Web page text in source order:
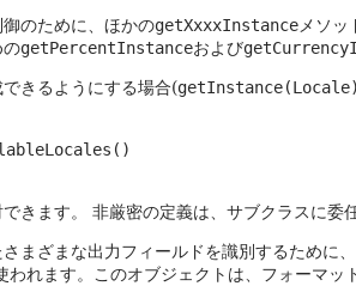
のために、ほかのgetXxxxInstanceメソッ
のgetPercentInstanceおよび
きるようにする場合(getInstance(Locale)
きます。 非厳密の定義は、サブクラスに委
まざまな出力フィールドを識別するために
れます。このオブジェクトは、フォーマッ